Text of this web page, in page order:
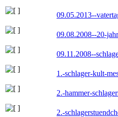
09.05.2013--
09.08.2008--20-
09.11.2008--
1.-schlager-kult-
2.-hammer-
2.-